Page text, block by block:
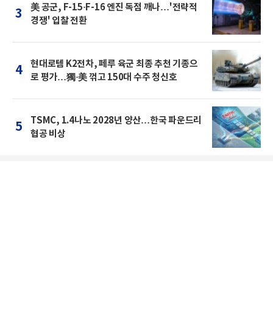
3
美 공군, F-15·F-16 엔진 독점 깨나…'전략적
경쟁' 입찰 전환
4
현대로템 K2전차, 페루 육군 최종 추천 기종으
로 평가…獨·美 꺾고 150대 수주 청신호
5
TSMC, 1.4나노 2028년 양산…한국 파운드리
협공 비상